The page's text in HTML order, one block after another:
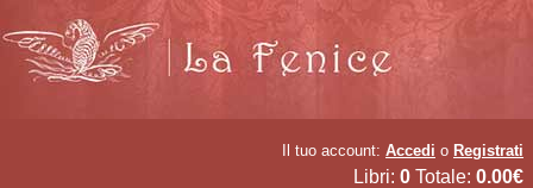
Il tuo account: Accedi o Registrati
Libri: 0 Totale: 0.00€